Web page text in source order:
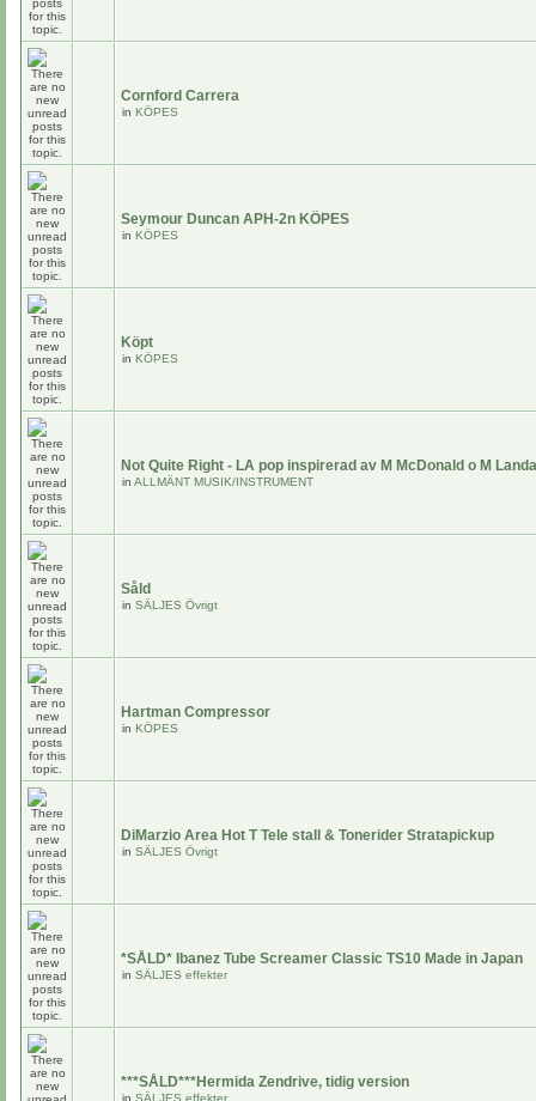
Cornford Carrera
in KÖPES
Seymour Duncan APH-2n KÖPES
in KÖPES
Köpt
in KÖPES
Not Quite Right - LA pop inspirerad av M McDonald o M
in ALLMÄNT MUSIK/INSTRUMENT
Såld
in SÄLJES Övrigt
Hartman Compressor
in KÖPES
DiMarzio Area Hot T Tele stall & Tonerider Stratapickup
in SÄLJES Övrigt
*SÅLD* Ibanez Tube Screamer Classic TS10 Made in Japan
in SÄLJES effekter
***SÅLD***Hermida Zendrive, tidig version
in SÄLJES effekter